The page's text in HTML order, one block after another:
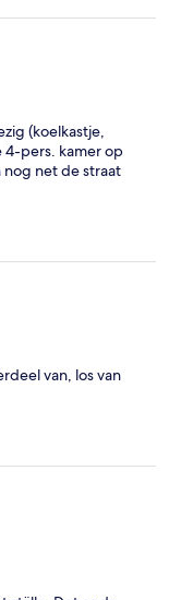
(koelkastje,
pers. kamer op
nog net de straat
van, los van